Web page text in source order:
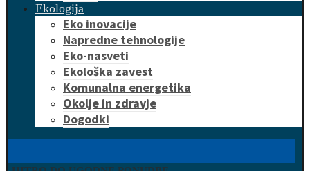
Ekologija
Eko inovacije
Napredne tehnologije
Eko-nasveti
Ekološka zavest
Komunalna energetika
Okolje in zdravje
Dogodki